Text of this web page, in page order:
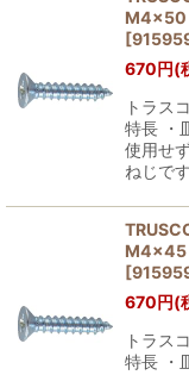
M4×50
[
670円(
トラス
特長 ・
使用せ
ねじで
[
670円(
トラス
特長 ・